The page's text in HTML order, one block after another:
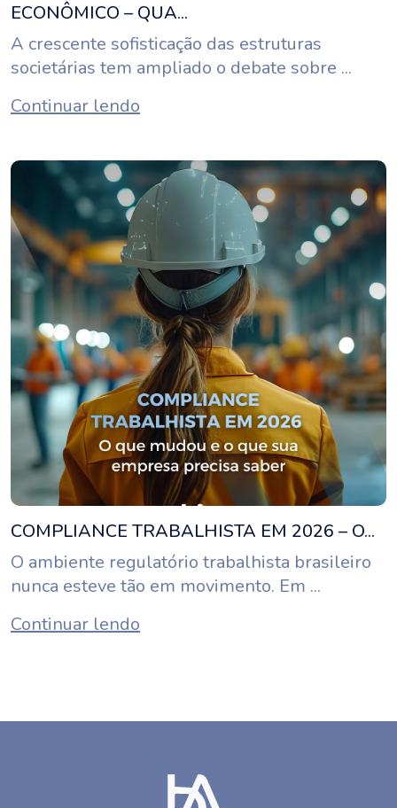
ECONÔMICO – QUA...
A crescente sofisticação das estruturas
societárias tem ampliado o debate sobre ...
Continuar lendo
COMPLIANCE TRABALHISTA EM 2026 – O...
O ambiente regulatório trabalhista brasileiro
nunca esteve tão em movimento. Em ...
Continuar lendo